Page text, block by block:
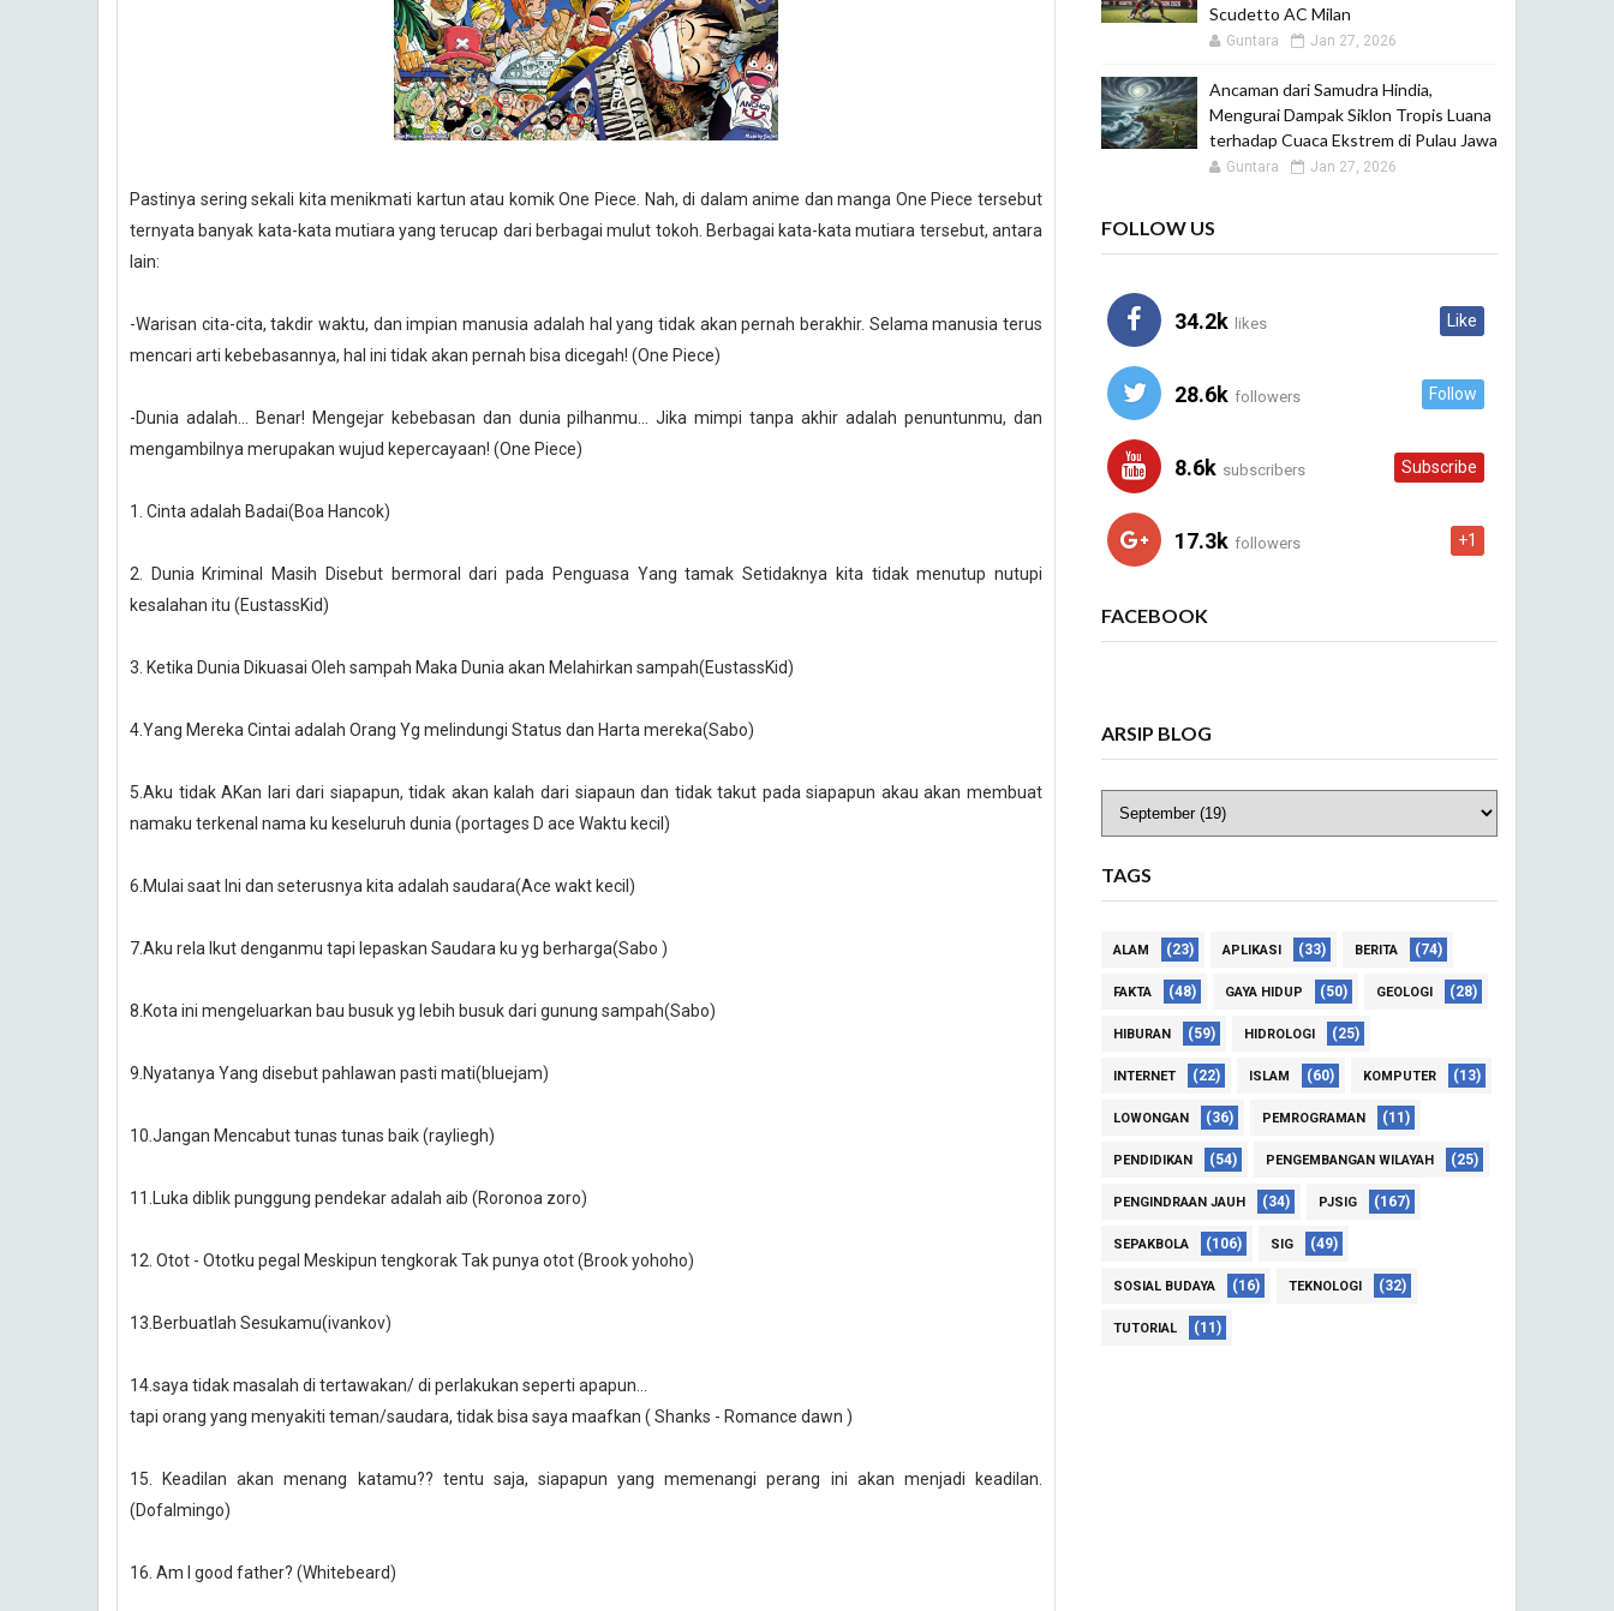
Pastinya sering sekali kita menikmati kartun atau komik One Piece. Nah, di dalam anime dan manga One Piece tersebut
ternyata banyak kata-kata mutiara yang terucap dari berbagai mulut tokoh. Berbagai kata-kata mutiara tersebut, antara
lain:
-Warisan cita-cita, takdir waktu, dan impian manusia adalah hal yang tidak akan pernah berakhir. Selama manusia terus
mencari arti kebebasannya, hal ini tidak akan pernah bisa dicegah! (One Piece)
-Dunia adalah... Benar! Mengejar kebebasan dan dunia pilhanmu... Jika mimpi tanpa akhir adalah penuntunmu, dan
mengambilnya merupakan wujud kepercayaan! (One Piece)
1. Cinta adalah Badai(Boa Hancok)
2. Dunia Kriminal Masih Disebut bermoral dari pada Penguasa Yang tamak Setidaknya kita tidak menutup nutupi
kesalahan itu (EustassKid)
3. Ketika Dunia Dikuasai Oleh sampah Maka Dunia akan Melahirkan sampah(EustassKid)
4.Yang Mereka Cintai adalah Orang Yg melindungi Status dan Harta mereka(Sabo)
5.Aku tidak AKan lari dari siapapun, tidak akan kalah dari siapaun dan tidak takut pada siapapun akau akan membuat
namaku terkenal nama ku keseluruh dunia (portages D ace Waktu kecil)
6.Mulai saat Ini dan seterusnya kita adalah saudara(Ace wakt kecil)
7.Aku rela Ikut denganmu tapi lepaskan Saudara ku yg berharga(Sabo )
8.Kota ini mengeluarkan bau busuk yg lebih busuk dari gunung sampah(Sabo)
9.Nyatanya Yang disebut pahlawan pasti mati(bluejam)
10.Jangan Mencabut tunas tunas baik (rayliegh)
11.Luka diblik punggung pendekar adalah aib (Roronoa zoro)
12. Otot - Ototku pegal Meskipun tengkorak Tak punya otot (Brook yohoho)
13.Berbuatlah Sesukamu(ivankov)
14.saya tidak masalah di tertawakan/ di perlakukan seperti apapun...
tapi orang yang menyakiti teman/saudara, tidak bisa saya maafkan ( Shanks - Romance dawn )
15. Keadilan akan menang katamu?? tentu saja, siapapun yang memenangi perang ini akan menjadi keadilan.
(Dofalmingo)
16. Am I good father? (Whitebeard)
Scudetto AC Milan
Guntara Jan 27, 2026
Ancaman dari Samudra Hindia,
Mengurai Dampak Siklon Tropis Luana
terhadap Cuaca Ekstrem di Pulau Jawa
Guntara Jan 27, 2026
FOLLOW US
34.2k likes Like
28.6k followers Follow
8.6k subscribers Subscribe
17.3k followers +1
FACEBOOK
ARSIP BLOG
TAGS
ALAM (23) APLIKASI (33) BERITA (74)
FAKTA (48) GAYA HIDUP (50) GEOLOGI (28)
HIBURAN (59) HIDROLOGI (25)
INTERNET (22) ISLAM (60) KOMPUTER (13)
LOWONGAN (36) PEMROGRAMAN (11)
PENDIDIKAN (54) PENGEMBANGAN WILAYAH (25)
PENGINDRAAN JAUH (34) PJSIG (167)
SEPAKBOLA (106) SIG (49)
SOSIAL BUDAYA (16) TEKNOLOGI (32)
TUTORIAL (11)